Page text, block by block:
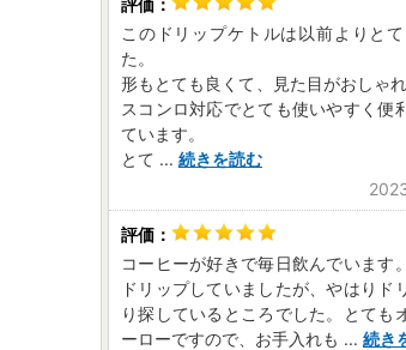
このドリップケトルは以前よりと
た。
形もとても良くて、見た目がおしゃ
スコンロ対応でとても使いやすく便
ています。
とて ... 続きを読む
コーヒーが好きで毎日飲んでいます
ドリップしていましたが、やはりド
り探しているところでした。とても
ーローですので、お手入れも ... 続き